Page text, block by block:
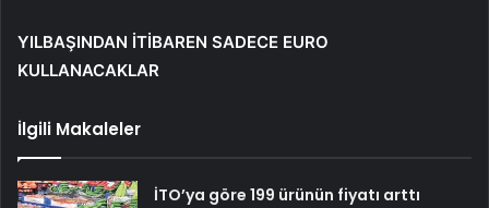
YILBAŞINDAN İTİBAREN SADECE EURO
KULLANACAKLAR
İlgili Makaleler
İTO’ya göre 199 ürünün fiyatı arttı